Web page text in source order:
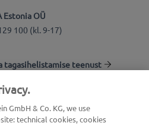
Estonia OÜ
100 (kl. 9-17)
tagasihelistamise teenust
otsing
GmbH & Co. KG, we use
technical cookies, cookies